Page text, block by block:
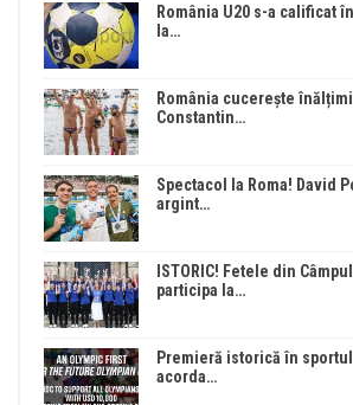
România U20 s-a calificat
la…
România cucerește
Constantin…
Spectacol la Roma! David
argint…
ISTORIC! Fetele din
participa la…
Premieră istorică în
acorda…